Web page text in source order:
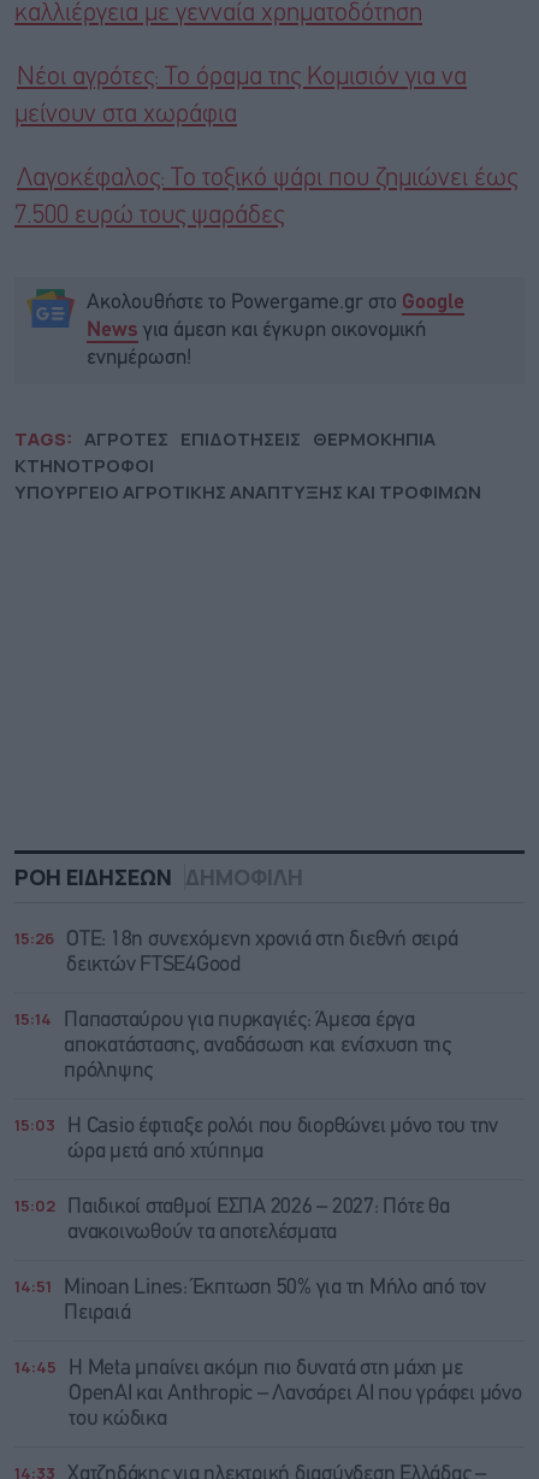
καλλιέργεια με γενναία χρηματοδότηση
Νέοι αγρότες: Το όραμα της Κομισιόν για να
μείνουν στα χωράφια
Λαγοκέφαλος: Το τοξικό ψάρι που ζημιώνει έως
7.500 ευρώ τους ψαράδες
Ακολουθήστε το Powergame.gr στο Google
News για άμεση και έγκυρη οικονομική
ενημέρωση!
TAGS: ΑΓΡΟΤΕΣ ΕΠΙΔΟΤΗΣΕΙΣ ΘΕΡΜΟΚΗΠΙΑ
ΚΤΗΝΟΤΡΟΦΟΙ
ΥΠΟΥΡΓΕΙΟ ΑΓΡΟΤΙΚΗΣ ΑΝΑΠΤΥΞΗΣ ΚΑΙ ΤΡΟΦΙΜΩΝ
ΡΟΗ ΕΙΔΗΣΕΩΝ ΔΗΜΟΦΙΛΗ
15:26
ΟΤΕ: 18η συνεχόμενη χρονιά στη διεθνή σειρά
δεικτών FTSE4Good
15:14
Παπασταύρου για πυρκαγιές: Άμεσα έργα
αποκατάστασης, αναδάσωση και ενίσχυση της
πρόληψης
15:03
Η Casio έφτιαξε ρολόι που διορθώνει μόνο του την
ώρα μετά από χτύπημα
15:02
Παιδικοί σταθμοί ΕΣΠΑ 2026 – 2027: Πότε θα
ανακοινωθούν τα αποτελέσματα
14:51
Minoan Lines: Έκπτωση 50% για τη Μήλο από τον
Πειραιά
14:45
Η Meta μπαίνει ακόμη πιο δυνατά στη μάχη με
OpenAI και Anthropic – Λανσάρει AI που γράφει μόνο
του κώδικα
14:33 Χατζηδάκης για ηλεκτρική διασύνδεση Ελλάδας –